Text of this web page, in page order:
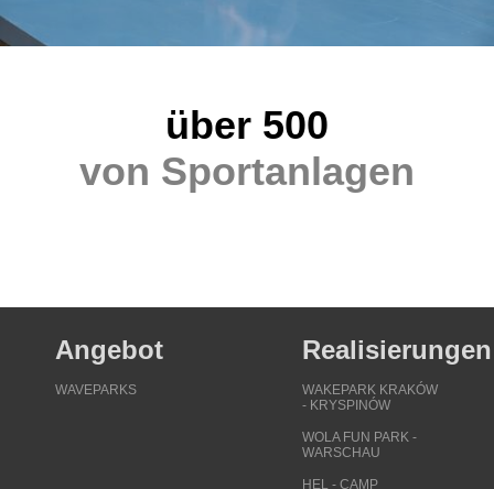
über 500
von Sportanlagen
Angebot
WAVEPARKS
Realisierungen
WAKEPARK KRAKÓW
- KRYSPINÓW
WOLA FUN PARK -
WARSCHAU
HEL - CAMP